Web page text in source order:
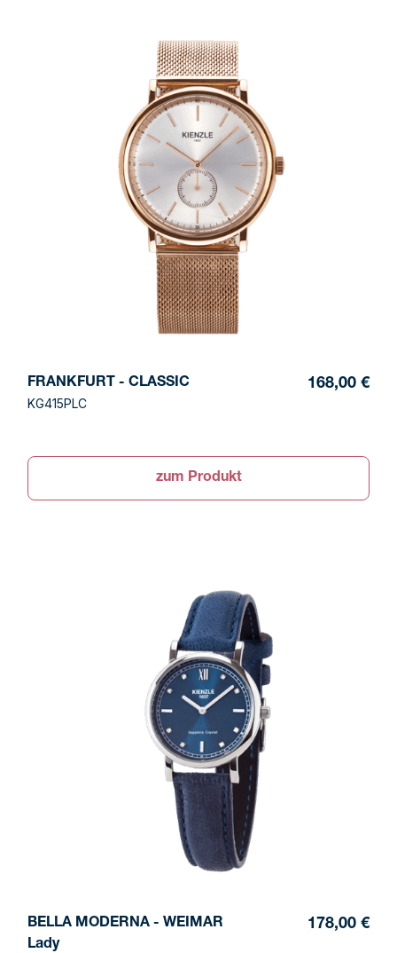
FRANKFURT - CLASSIC
KG415PLC
168,00 €
zum Produkt
BELLA MODERNA - WEIMAR
Lady
178,00 €